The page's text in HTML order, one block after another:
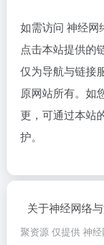
如需访问 神经网
点击本站提供的
仅为导航与链接
原网站所有。如
更，可通过本站
护。
关于神经网络
聚资源 仅提供 神